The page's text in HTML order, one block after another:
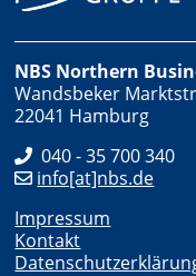
NBS Northern
Wandsbeker
22041 Hamburg
040 - 35 700 340
info[at]nbs.de
Impressum
Kontakt